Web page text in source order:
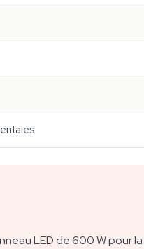
LED de 600 W pour